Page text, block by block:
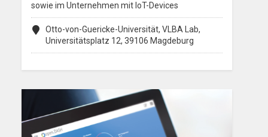
sowie im Unternehmen mit IoT-Devices
Otto-von-Guericke-Universität, VLBA Lab,
Universitätsplatz 12, 39106 Magdeburg